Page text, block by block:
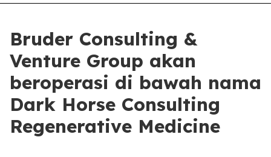
Bruder Consulting &
Venture Group akan
beroperasi di bawah nama
Dark Horse Consulting
Regenerative Medicine